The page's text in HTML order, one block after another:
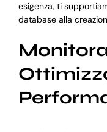
esigenza, ti
database alla